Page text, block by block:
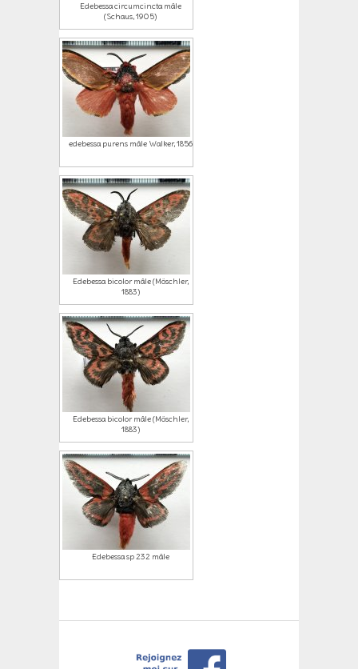
Edebessa circumcincta mâle
(Schaus, 1905)
edebessa purens mâle Walker, 1856
Edebessa bicolor mâle (Möschler,
1883)
Edebessa bicolor mâle (Möschler,
1883)
Edebessa sp 232 mâle